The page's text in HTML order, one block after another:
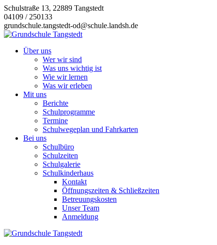
Zum
Inhalt
springen
Schulstraße 13, 22889 Tangstedt
04109 / 250133
grundschule.tangstedt-od@schule.landsh.de
Über uns
Wer wir sind
Was uns wichtig ist
Wie wir lernen
Was wir erleben
Mit uns
Berichte
Schulprogramme
Termine
Schulwegeplan und Fahrkarten
Bei uns
Schulbüro
Schulzeiten
Schulgalerie
Schulkinderhaus
Kontakt
Öffnungszeiten & Schließzeiten
Betreuungskosten
Unser Team
Anmeldung